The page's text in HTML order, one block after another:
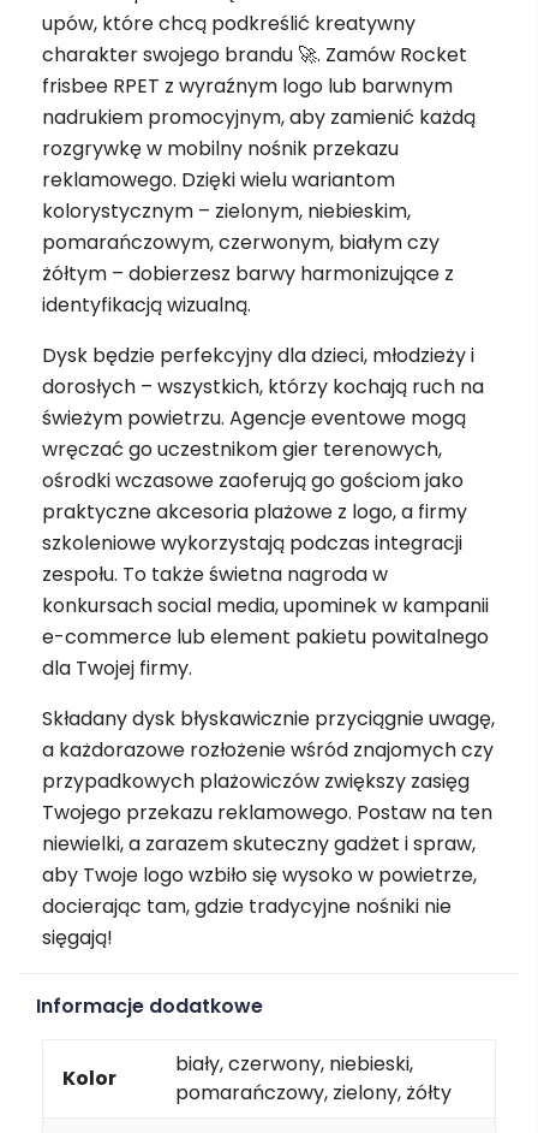
upów, które chcą podkreślić kreatywny
charakter swojego brandu 🚀. Zamów Rocket
frisbee RPET z wyraźnym logo lub barwnym
nadrukiem promocyjnym, aby zamienić każdą
rozgrywkę w mobilny nośnik przekazu
reklamowego. Dzięki wielu wariantom
kolorystycznym – zielonym, niebieskim,
pomarańczowym, czerwonym, białym czy
żółtym – dobierzesz barwy harmonizujące z
identyfikacją wizualną.
Dysk będzie perfekcyjny dla dzieci, młodzieży i
dorosłych – wszystkich, którzy kochają ruch na
świeżym powietrzu. Agencje eventowe mogą
wręczać go uczestnikom gier terenowych,
ośrodki wczasowe zaoferują go gościom jako
praktyczne akcesoria plażowe z logo, a firmy
szkoleniowe wykorzystają podczas integracji
zespołu. To także świetna nagroda w
konkursach social media, upominek w kampanii
e-commerce lub element pakietu powitalnego
dla Twojej firmy.
Składany dysk błyskawicznie przyciągnie uwagę,
a każdorazowe rozłożenie wśród znajomych czy
przypadkowych plażowiczów zwiększy zasięg
Twojego przekazu reklamowego. Postaw na ten
niewielki, a zarazem skuteczny gadżet i spraw,
aby Twoje logo wzbiło się wysoko w powietrze,
docierając tam, gdzie tradycyjne nośniki nie
sięgają!
Informacje dodatkowe
Kolor
biały, czerwony, niebieski,
pomarańczowy, zielony, żółty